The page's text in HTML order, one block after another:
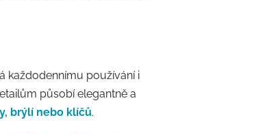
každodennímu používání i
působí elegantně a
brýlí nebo klíčů.